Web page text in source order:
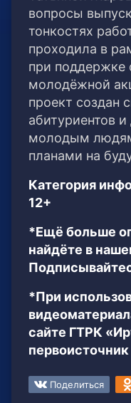
вопросы
тонкостях
проходила в
при поддержке
молодёжной
проект создан
абитуриентов
молодым
планами на
Категория
12+
*Ещё больше
найдёте в
*При
сайте ГТРК
Поделиться